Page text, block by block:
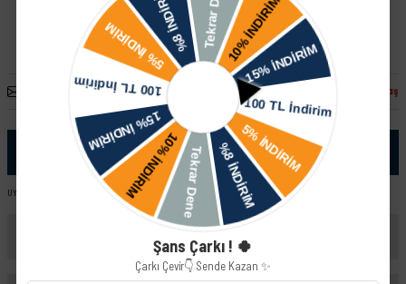
Arkadaşına Öner Fiyatı Düşünce Haber Ver Paylaş
UYUMLU ARAÇ VE MOTOR TIPLERI: Skoda Octavia - I ( 1U ) Skoda Octavia - II ( 1Z )
Şans Çarkı ! 🍀
Çarkı Çevir👇 Sende Kazan ✨